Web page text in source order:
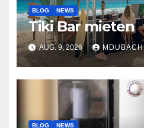
BLOG NEWS
Tiki Bar mieten
AUG. 9, 2026 MDUBACH
BLOG NEWS